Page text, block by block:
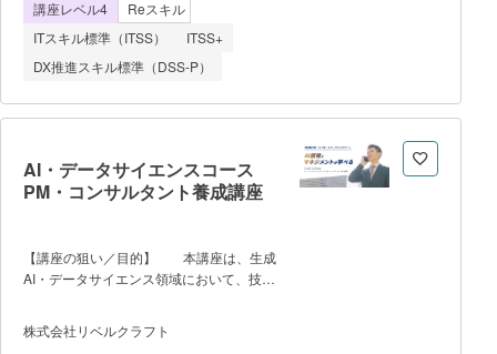
し、最短最速で学習習慣を身につけ
る。 ②モックアップ開発におい
にDX推進リーダーとしてのスキルとノウ
ハウを学びます。 ・ビジネスアーキテ
クト（＝DX推進リーダー）とDFSS GBの
両方の資格認定を同時に取得できま
スをデザインし、それを具現化するプロジ
ン） ２）データやデジタル技術を活
⽤した新たなプロセスを関係者と協働し構
築するスキル（DX推進） ・講義は全
は随時受け付けています。 ・ケースス
タディーを用いた実践応用、受講中に5回
用できます。講師と直接会話でき、Q&Aや
講座レベル4
Reスキル
ITスキル標準（ITSS）
ITSS+
DX推進スキル標準（DSS-P）
AI・データサイエンスコース
PM・コンサルタント養成講座
【講座の狙い／目的】 本講座は、生成
AI・データサイエンス領域において、技術
タント人材”を育成する実践型コースで
す。 「技術の仕組みはわかるが、プロ
株式会社リベルクラフト